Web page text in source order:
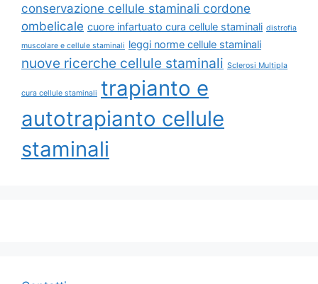
conservazione cellule staminali cordone
ombelicale cuore infartuato cura cellule staminali distrofia
muscolare e cellule staminali leggi norme cellule staminali
nuove ricerche cellule staminali Sclerosi Multipla
cura cellule staminali trapianto e
autotrapianto cellule
staminali